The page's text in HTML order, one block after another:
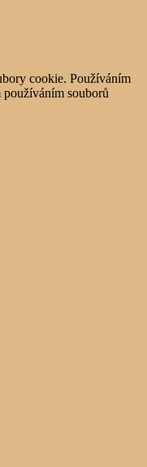
cookie. Používáním
používáním souborů